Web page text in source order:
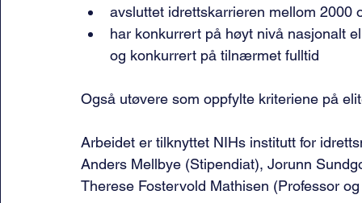
avsluttet idrettskarrieren mellom 2000
har konkurrert på høyt nivå nasjonalt
og konkurrert på tilnærmet fulltid
Også utøvere som oppfylte kriteriene på
Arbeidet er tilknyttet NIHs institutt for
Anders Mellbye (Stipendiat), Jorunn
Therese Fostervold Mathisen (Professor